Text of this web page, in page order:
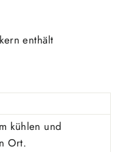
enthält
kühlen und
Ort.